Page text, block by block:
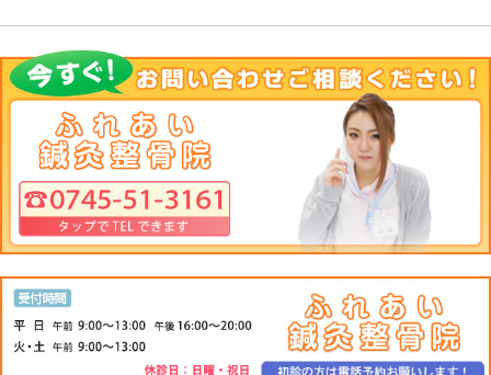
○要注意と危険な数値
健常者でもある程度の抗体価を示し、それも個人差があ
するためには、2週間異常経過してから再検査をします
認められた場合は感染していると判定されます。数値の
動しませんが、変化の推移により、感染した時期を推定
精密検査が必要な場合
糸球体腎炎、リウマチ熱などが疑われるときは、精密検
○ドクターズアドバイス
溶連菌の感染によって起こった病気が長引くと、リウマ
やすいので、注意が必要です。
これは、高原抗体反応の乱れによって、免疫機構が誤っ